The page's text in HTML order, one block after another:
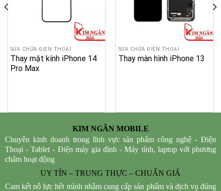
SỬA CHỮA ĐIỆN THOẠI
Thay mặt kính iPhone 14
Pro Max
SỬA CHỮA ĐIỆN THOẠI
Thay màn hình iPhone 13
KIM NGÂN MOBILE
Chuyên kinh doanh trong lĩnh vực sản phẩm công nghệ - Điện
Thoại - Tablet - Điện máy gia đình - Máy tính, laptop với phương
châm hoạt động
UY TÍN – TRUNG THỰC – CHUẨN GIÁ
Cam kết nỗ lực hết mình nhằm cung cấp sản phẩm và dịch vụ đúng